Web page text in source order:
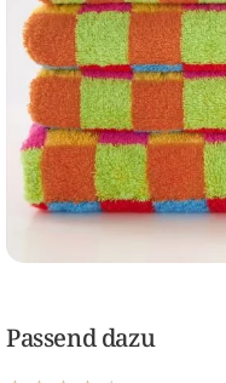
Passend dazu